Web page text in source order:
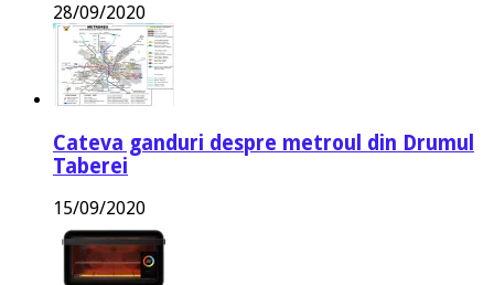
28/09/2020
Cateva ganduri despre metroul din Drumul
Taberei
15/09/2020